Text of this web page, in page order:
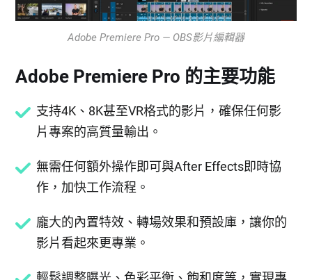
Adobe Premiere Pro — OBS影片編輯器
Adobe Premiere Pro 的主要功能
支持4K、8K甚至VR格式的影片，確保任何影
片專案的高質量輸出。
無需任何額外操作即可與After Effects即時協
作，加快工作流程。
龐大的內置特效、轉場效果和預設庫，讓你的
影片看起來更專業。